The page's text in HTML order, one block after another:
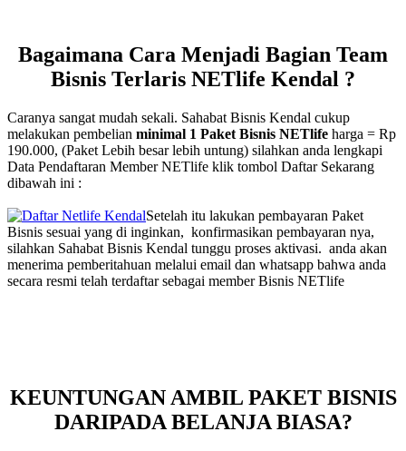
Bagaimana Cara Menjadi Bagian Team
Bisnis Terlaris NETlife Kendal ?
Caranya sangat mudah sekali. Sahabat Bisnis Kendal cukup
melakukan pembelian minimal 1 Paket Bisnis NETlife harga = Rp
190.000, (Paket Lebih besar lebih untung) silahkan anda lengkapi
Data Pendaftaran Member NETlife klik tombol Daftar Sekarang
dibawah ini :
Setelah itu lakukan pembayaran Paket
Bisnis sesuai yang di inginkan, konfirmasikan pembayaran nya,
silahkan Sahabat Bisnis Kendal tunggu proses aktivasi. anda akan
menerima pemberitahuan melalui email dan whatsapp bahwa anda
secara resmi telah terdaftar sebagai member Bisnis NETlife
KEUNTUNGAN AMBIL PAKET BISNIS
DARIPADA BELANJA BIASA?